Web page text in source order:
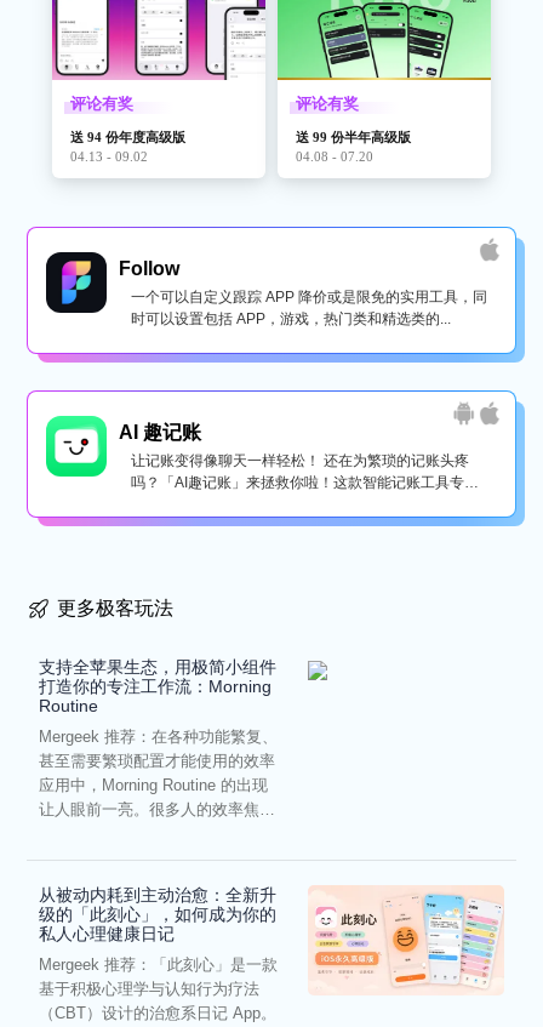
评论有奖
送 94 份年度高级版
04.13 - 09.02
评论有奖
送 99 份半年高级版
04.08 - 07.20
Follow
一个可以自定义跟踪 APP 降价或是限免的实用工具，同
时可以设置包括 APP，游戏，热门类和精选类的...
AI 趣记账
让记账变得像聊天一样轻松！ 还在为繁琐的记账头疼
吗？「AI趣记账」来拯救你啦！这款智能记账工具专为
更多极客玩法
支持全苹果生态，用极简小组件
打造你的专注工作流：Morning
Routine
Mergeek 推荐：在各种功能繁复、
甚至需要繁琐配置才能使用的效率
应用中，Morning Routine 的出现
让人眼前一亮。很多人的效率焦
从被动内耗到主动治愈：全新升
级的「此刻心」，如何成为你的
私人心理健康日记
Mergeek 推荐：「此刻心」是一款
基于积极心理学与认知行为疗法
（CBT）设计的治愈系日记 App。